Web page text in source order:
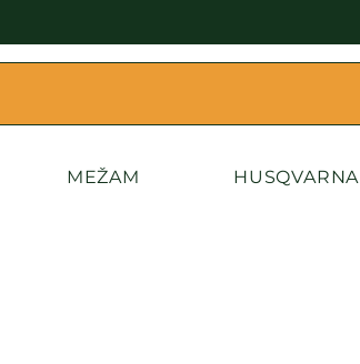
MEŽAM HUSQVARNA